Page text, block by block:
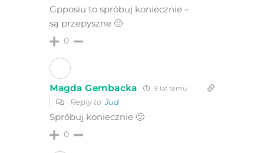
Gpposiu to spróbuj koniecznie –
są przepyszne 🙂
0
Magda Gembacka 9 lat temu
Reply toJud
Spróbuj koniecznie 🙂
0